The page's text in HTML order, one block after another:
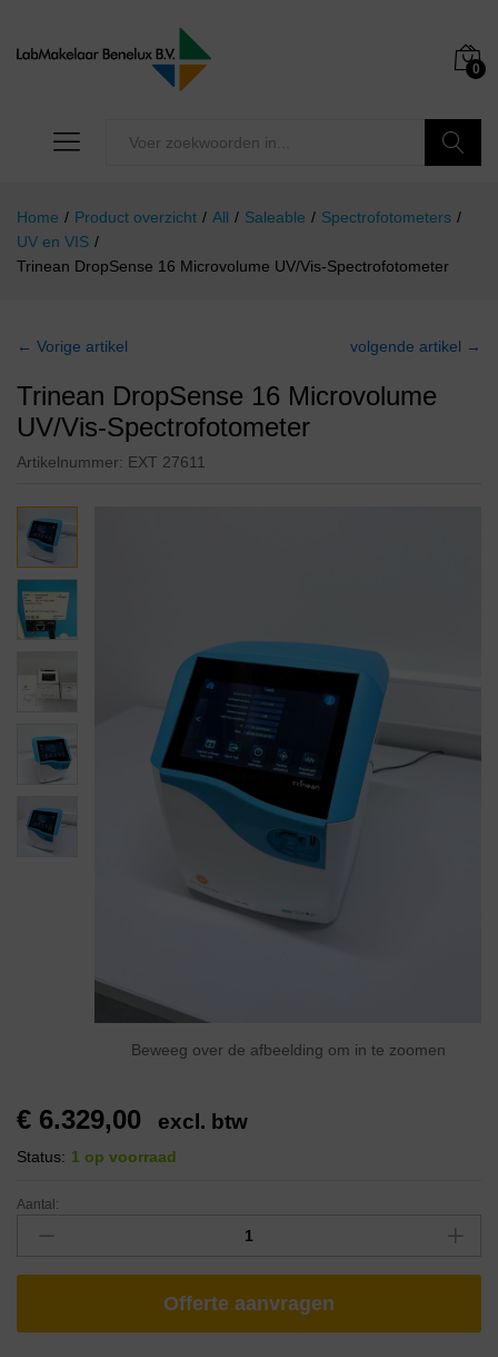
0
Home / Product overzicht / All / Saleable / Spectrofotometers /
UV en VIS /
Trinean DropSense 16 Microvolume UV/Vis-Spectrofotometer
← Vorige artikel volgende artikel →
Trinean DropSense 16 Microvolume
UV/Vis-Spectrofotometer
Artikelnummer: EXT 27611
Beweeg over de afbeelding om in te zoomen
€ 6.329,00 excl. btw
Status: 1 op voorraad
Aantal:
Offerte aanvragen